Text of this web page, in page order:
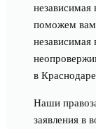
независимая
поможем вам
независимая
в
Наши
заявления в